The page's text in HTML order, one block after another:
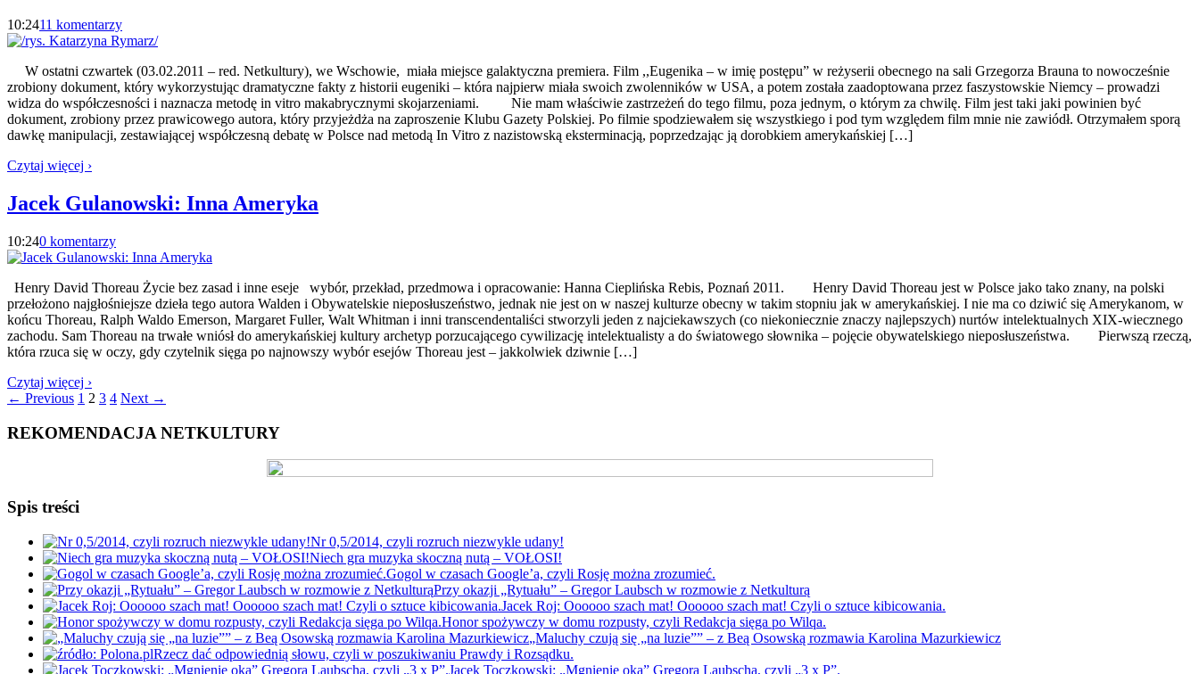
10:2411 komentarzy
W ostatni czwartek (03.02.2011 – red. Netkultury), we Wschowie, miała miejsce galaktyczna premiera. Film ,,Eugenika – w imię postępu” w reżyserii obecnego na sali Grzegorza Brauna to nowocześnie
zrobiony dokument, który wykorzystując dramatyczne fakty z historii eugeniki – która najpierw miała swoich zwolenników w USA, a potem została zaadoptowana przez faszystowskie Niemcy – prowadzi
widza do współczesności i naznacza metodę in vitro makabrycznymi skojarzeniami. Nie mam właściwie zastrzeżeń do tego filmu, poza jednym, o którym za chwilę. Film jest taki jaki powinien być
dokument, zrobiony przez prawicowego autora, który przyjeżdża na zaproszenie Klubu Gazety Polskiej. Po filmie spodziewałem się wszystkiego i pod tym względem film mnie nie zawiódł. Otrzymałem sporą
dawkę manipulacji, zestawiającej współczesną debatę w Polsce nad metodą In Vitro z nazistowską eksterminacją, poprzedzając ją dorobkiem amerykańskiej […]
Czytaj więcej ›
Jacek Gulanowski: Inna Ameryka
10:240 komentarzy
Henry David Thoreau Życie bez zasad i inne eseje wybór, przekład, przedmowa i opracowanie: Hanna Cieplińska Rebis, Poznań 2011. Henry David Thoreau jest w Polsce jako tako znany, na polski
przełożono najgłośniejsze dzieła tego autora Walden i Obywatelskie nieposłuszeństwo, jednak nie jest on w naszej kulturze obecny w takim stopniu jak w amerykańskiej. I nie ma co dziwić się Amerykanom, w
końcu Thoreau, Ralph Waldo Emerson, Margaret Fuller, Walt Whitman i inni transcendentaliści stworzyli jeden z najciekawszych (co niekoniecznie znaczy najlepszych) nurtów intelektualnych XIX-wiecznego
zachodu. Sam Thoreau na trwałe wniósł do amerykańskiej kultury archetyp porzucającego cywilizację intelektualisty a do światowego słownika – pojęcie obywatelskiego nieposłuszeństwa. Pierwszą rzeczą,
która rzuca się w oczy, gdy czytelnik sięga po najnowszy wybór esejów Thoreau jest – jakkolwiek dziwnie […]
Czytaj więcej ›
← Previous 1 2 3 4 Next →
REKOMENDACJA NETKULTURY
Spis treści
Nr 0,5/2014, czyli rozruch niezwykle udany!
Niech gra muzyka skoczną nutą – VOŁOSI!
Gogol w czasach Google’a, czyli Rosję można zrozumieć.
Przy okazji „Rytuału” – Gregor Laubsch w rozmowie z Netkulturą
Jacek Roj: Oooooo szach mat! Oooooo szach mat! Czyli o sztuce kibicowania.
Honor spożywczy w domu rozpusty, czyli Redakcja sięga po Wilqa.
„Maluchy czują się „na luzie”” – z Beą Osowską rozmawia Karolina Mazurkiewicz
Rzecz dać odpowiednią słowu, czyli w poszukiwaniu Prawdy i Rozsądku.
Jacek Toczkowski: „Mgnienie oka” Gregora Laubscha, czyli „3 x P”.